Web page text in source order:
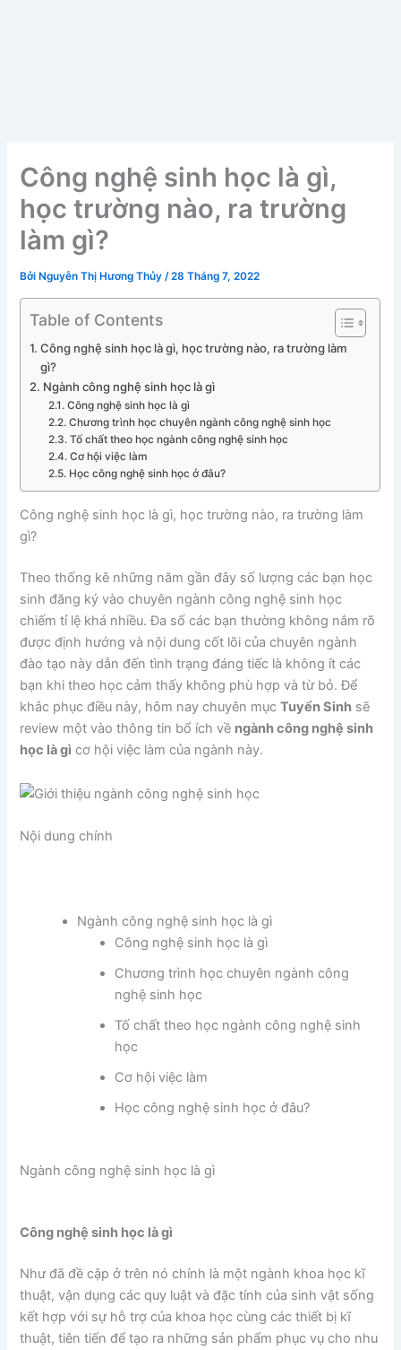
Công nghệ sinh học là gì,
học trường nào, ra trường
làm gì?
Bởi Nguyễn Thị Hương Thủy/28 Tháng 7, 2022
Table of Contents
Công nghệ sinh học là gì, học trường nào, ra trường làm
gì?
Ngành công nghệ sinh học là gì
Công nghệ sinh học là gì
Chương trình học chuyên ngành công nghệ sinh học
Tố chất theo học ngành công nghệ sinh học
Cơ hội việc làm
Học công nghệ sinh học ở đâu?
Công nghệ sinh học là gì, học trường nào, ra trường làm
gì?
Theo thống kê những năm gần đây số lượng các bạn học
sinh đăng ký vào chuyên ngành công nghệ sinh học
chiếm tỉ lệ khá nhiều. Đa số các bạn thường không nắm rõ
được định hướng và nội dung cốt lõi của chuyên ngành
đào tạo này dẫn đến tình trạng đáng tiếc là không ít các
bạn khi theo học cảm thấy không phù hợp và từ bỏ. Để
khắc phục điều này, hôm nay chuyên mụcTuyển Sinh sẽ
review một vào thông tin bổ ích về ngành công nghệ sinh
học là gì cơ hội việc làm của ngành này.
Nội dung chính
Ngành công nghệ sinh học là gì
Công nghệ sinh học là gì
Chương trình học chuyên ngành công
nghệ sinh học
Tố chất theo học ngành công nghệ sinh
học
Cơ hội việc làm
Học công nghệ sinh học ở đâu?
Ngành công nghệ sinh học là gì
Công nghệ sinh học là gì
Như đã đề cập ở trên nó chính là một ngành khoa học kĩ
thuật, vận dụng các quy luật và đặc tính của sinh vật sống
kết hợp với sự hỗ trợ của khoa học cùng các thiết bị kĩ
thuật, tiên tiến để tạo ra những sản phẩm phục vụ cho nhu